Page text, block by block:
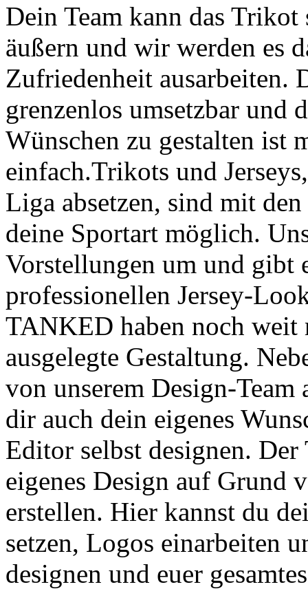
Dein Team kann das Trikot
äußern und wir werden es
Zufriedenheit ausarbeiten.
grenzenlos umsetzbar und
Wünschen zu gestalten ist
einfach.Trikots und
Liga absetzen, sind mit
deine Sportart möglich.
Vorstellungen um und gibt
professionellen Jersey-
TANKED haben noch
ausgelegte Gestaltung.
von unserem Design-Team
dir auch dein eigenes
Editor selbst designen.
eigenes Design auf Grund
erstellen. Hier kannst du
setzen, Logos einarbeiten
designen und euer